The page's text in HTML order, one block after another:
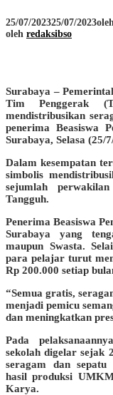
25/07/202325/07/2023oleh
oleh redaksibso
Surabaya –
Tim Penggerak
mendistribusikan
penerima Beasiswa
Surabaya, Selasa (25/
Dalam kesempatan
simbolis
sejumlah
Tangguh.
Penerima Beasiswa
Surabaya yang
maupun Swasta.
para pelajar turut
Rp 200.000 setiap
“Semua gratis,
menjadi pemicu
dan meningkatkan
Pada
sekolah digelar sejak
seragam dan sepatu
hasil produksi
Karya.